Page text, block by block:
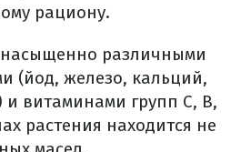
рациону.
различными
(йод, железо, кальций,
и витаминами групп С, В,
растения находится не